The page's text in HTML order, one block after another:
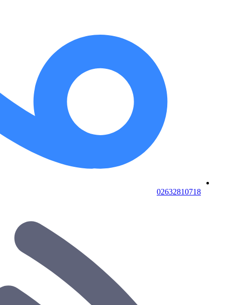
02632810718